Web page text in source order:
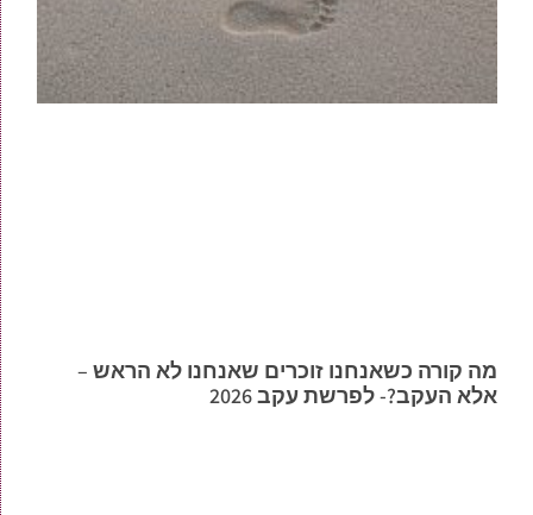
מה קורה כשאנחנו זוכרים שאנחנו לא הראש –
אלא העקב?- לפרשת עקב 2026